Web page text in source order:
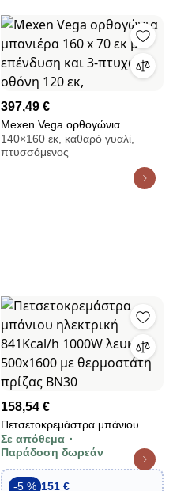
εξοικονόμησης ενέργειας, IP24,
397,49 €
Mexen Vega ορθογώνια
μπανιέρα 160 x 70 εκ με
επένδυση και 3-πτυχωτή οθόνη
140×160 εκ, καθαρό γυαλί,
πτυσσόμενος
158,54 €
Πετσετοκρεμάστρα μπάνιου
ηλεκτρική 841Kcal/h 1000W
λευκή 500x1600 με θερμοστάτη
πρίζας BN30
Σε απόθεμα
Παράδοση δωρεάν
-5 % 151 €